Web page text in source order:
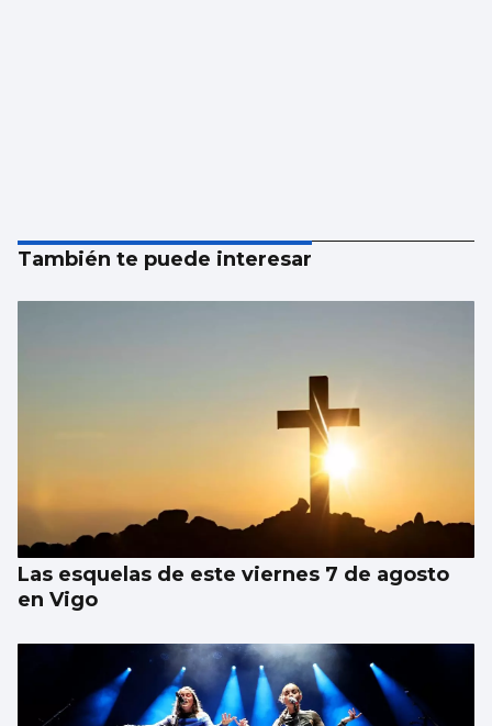
También te puede interesar
Las esquelas de este viernes 7 de agosto
en Vigo